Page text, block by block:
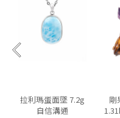
拉利瑪蛋面墜 7.2g
自信溝通
剛